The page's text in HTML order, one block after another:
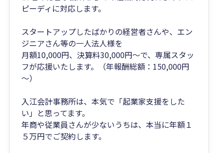
ピーディに対応します。
スタートアップしたばかりの経営者さんや、エン
ジニアさん等の一人法人様を
月額10,000円、決算料30,000円～で、専属スタッ
フが応援いたします。（年報酬総額：150,000円
～）
入江会計事務所は、本気で「起業家支援をした
い」と思ってます。
年商や従業員さんが少ないうちは、本当に年額１
５万円でご契約します。